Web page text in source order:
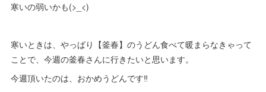
寒いの弱いかも(>_<)
寒いときは、やっぱり【釜春】のうどん食べて暖まらなきゃって
ことで、今週の釜春さんに行きたいと思います。
今週頂いたのは、おかめうどんです‼